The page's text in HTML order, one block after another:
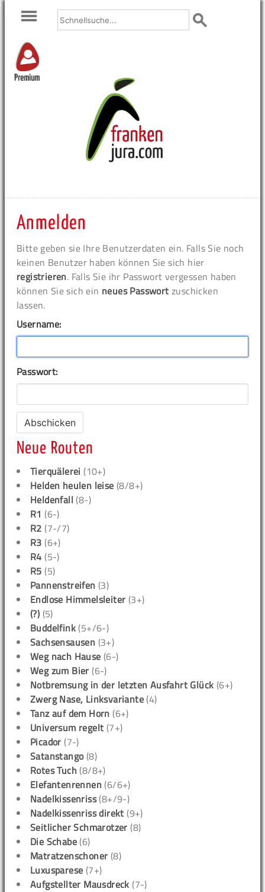
Premium
Anmelden
Bitte geben sie Ihre Benutzerdaten ein. Falls Sie noch
keinen Benutzer haben können Sie sich hier
registrieren. Falls Sie ihr Passwort vergessen haben
können Sie sich ein neues Passwort zuschicken
lassen.
Username:
Passwort:
Neue Routen
Tierquälerei (10+)
Helden heulen leise (8/8+)
Heldenfall (8-)
R1 (6-)
R2 (7-/7)
R3 (6+)
R4 (5-)
R5 (5)
Pannenstreifen (3)
Endlose Himmelsleiter (3+)
(?) (5)
Buddelfink (5+/6-)
Sachsensausen (3+)
Weg nach Hause (6-)
Weg zum Bier (6-)
Notbremsung in der letzten Ausfahrt Glück (6+)
Zwerg Nase, Linksvariante (4)
Tanz auf dem Horn (6+)
Universum regelt (7+)
Picador (7-)
Satanstango(8)
Rotes Tuch (8/8+)
Elefantenrennen (6/6+)
Nadelkissenriss(8+/9-)
Nadelkissenriss direkt (9+)
Seitlicher Schmarotzer (8)
Die Schabe (6)
Matratzenschoner (8)
Luxusparese (7+)
Aufgstellter Mausdreck (7-)